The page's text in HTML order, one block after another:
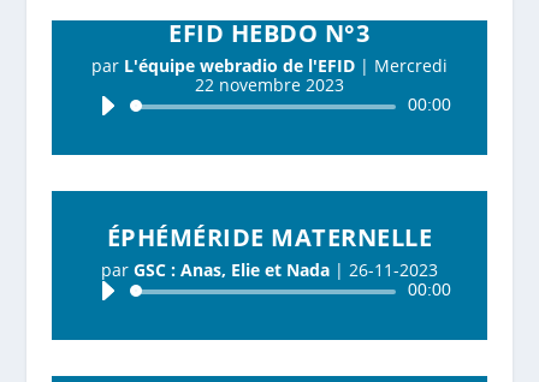
EFID HEBDO N°3
par L'équipe webradio de l'EFID| Mercredi
22 novembre 2023
Lecteur
00:00
ÉPHÉMÉRIDE MATERNELLE
par GSC : Anas, Elie et Nada| 26-11-2023
Lecteur
00:00